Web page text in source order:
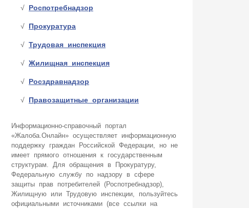
Роспотребнадзор
Прокуратура
Трудовая инспекция
Жилищная инспекция
Росздравнадзор
Правозащитные организации
Информационно-справочный портал
«Жалоба.Онлайн» осуществляет информационную
поддержку граждан Российской Федерации, но не
имеет прямого отношения к государственным
структурам. Для обращения в Прокуратуру,
Федеральную службу по надзору в сфере
защиты прав потребителей (Роспотребнадзор),
Жилищную или Трудовую инспекции, пользуйтесь
официальными источниками (все ссылки на